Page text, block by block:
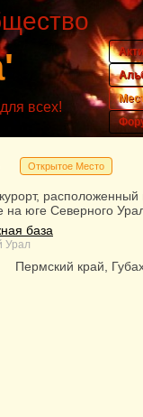
всех!
Открытое Место
расположенный
на юге Северного
база
Урал
Пермский край,